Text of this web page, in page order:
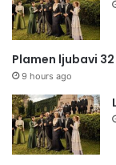
Plamen ljubavi
9 hours ago